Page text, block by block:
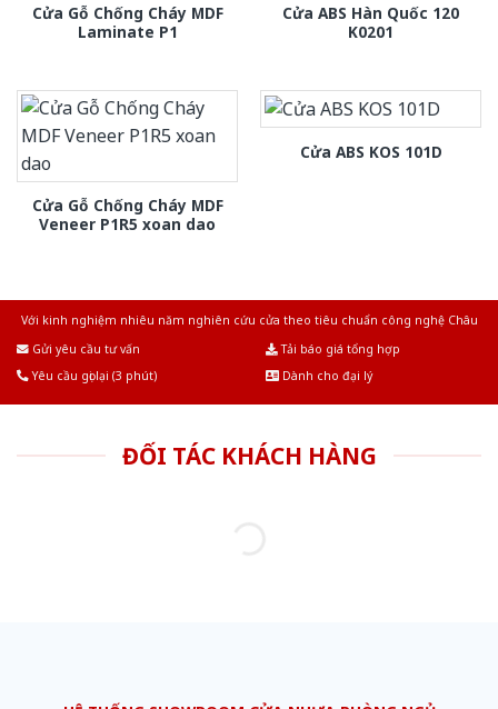
Cửa Gỗ Chống Cháy MDF
Laminate P1
Cửa ABS Hàn Quốc 120
K0201
Cửa Gỗ Chống Cháy MDF
Veneer P1R5 xoan dao
Cửa ABS KOS 101D
Với kinh nghiệm nhiêu năm nghiên cứu cửa theo tiêu chuẩn công nghệ Châu
Gửi yêu cầu tư vấn
Tải báo giá tổng hợp
Yêu cầu gọi lại (3 phút)
Dành cho đại lý
ĐỐI TÁC KHÁCH HÀNG